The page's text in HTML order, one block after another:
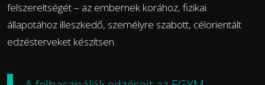
felszereltségét – az embernek korához, fizikai
állapotához illeszkedő, személyre szabott, célorientált
edzésterveket készítsen.